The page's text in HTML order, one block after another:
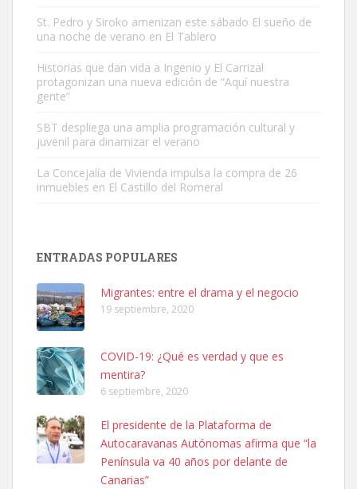
Este gato macho ha aparecido en la calle hace menos de un mes,
es muy manso y extremadamente cari...
Leales.org » Gran Canaria
Leales.org » Gran Canaria
SHIBA PERDIDO AVDA JOSE MESA Y LOPEZ
PERRO MACHO RAZA SHIBA CON MICROCHIP PERDIDO HOY
06/07/2025 ZONA MESA Y LOPEZ. ES MUY ASUSTADIZO
Leales.org » Gran Canaria
6.7.2025
St. Pedro y Siroko amenizan este sábado El sueño de
una noche de verano en El Tablero
Historias que dan vida a Ingenio y El Carrizal
protagonizan una nueva edición de “Aquí nuestra
gente”
SBT despliega una amplia programación cultural y
juvenil para dinamizar el verano
La Concejalía de Vivienda impulsa la compra de 26
inmuebles en El Castillo del Romeral
ENTRADAS POPULARES
Migrantes: entre el drama y el negocio
19 septiembre, 2020
COVID-19: ¿Qué es verdad y que es
mentira?
6 septiembre, 2020
El presidente de la Plataforma de
Autocaravanas Autónomas afirma que “la
Península va 40 años por delante de
Canarias”